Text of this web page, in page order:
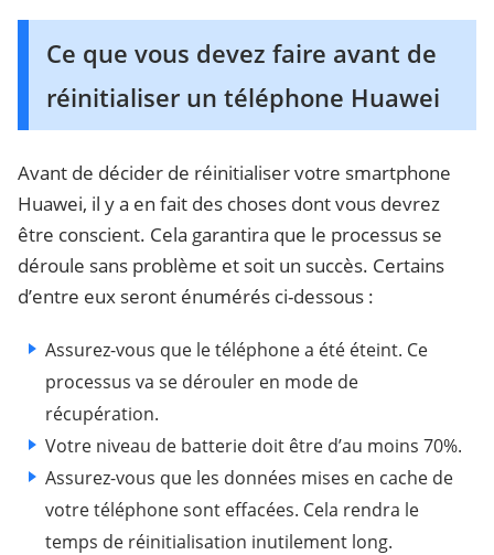
Ce que vous devez faire avant de
réinitialiser un téléphone Huawei
Avant de décider de réinitialiser votre smartphone
Huawei, il y a en fait des choses dont vous devrez
être conscient. Cela garantira que le processus se
déroule sans problème et soit un succès. Certains
d’entre eux seront énumérés ci-dessous :
Assurez-vous que le téléphone a été éteint. Ce
processus va se dérouler en mode de
récupération.
Votre niveau de batterie doit être d’au moins 70%.
Assurez-vous que les données mises en cache de
votre téléphone sont effacées. Cela rendra le
temps de réinitialisation inutilement long.